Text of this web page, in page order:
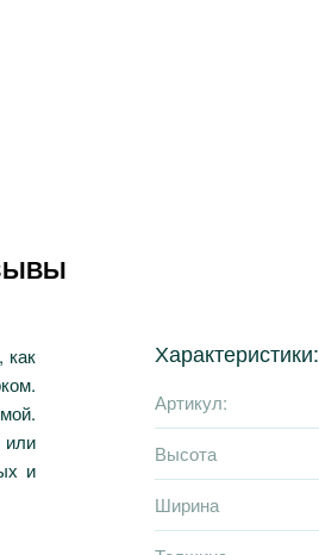
как
или
и
Характеристики:
Артикул:
Высота
Ширина